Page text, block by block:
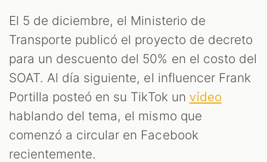
El 5 de diciembre, el Ministerio de
Transporte publicó el proyecto de decreto
para un descuento del 50% en el costo del
SOAT. Al día siguiente, el influencer Frank
Portilla posteó en su TikTok un video
hablando del tema, el mismo que
comenzó a circular en Facebook
recientemente.